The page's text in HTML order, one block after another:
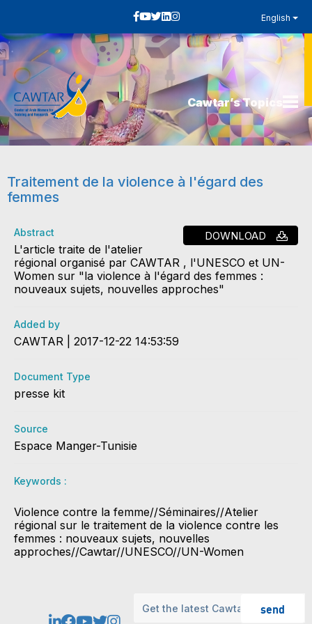
English
Cawtar’s Topics
Traitement de la violence à l'égard des
femmes
DOWNLOAD
Abstract
L'article traite de l'atelier
régional organisé par CAWTAR , l'UNESCO et UN-
Women sur "la violence à l'égard des femmes :
nouveaux sujets, nouvelles approches"
Added by
CAWTAR | 2017-12-22 14:53:59
Document Type
presse kit
Source
Espace Manger-Tunisie
Keywords :
Violence contre la femme//Séminaires//Atelier
régional sur le traitement de la violence contre les
femmes : nouveaux sujets, nouvelles
approches//Cawtar//UNESCO//UN-Women
send